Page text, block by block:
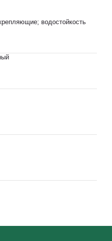
водостойкость